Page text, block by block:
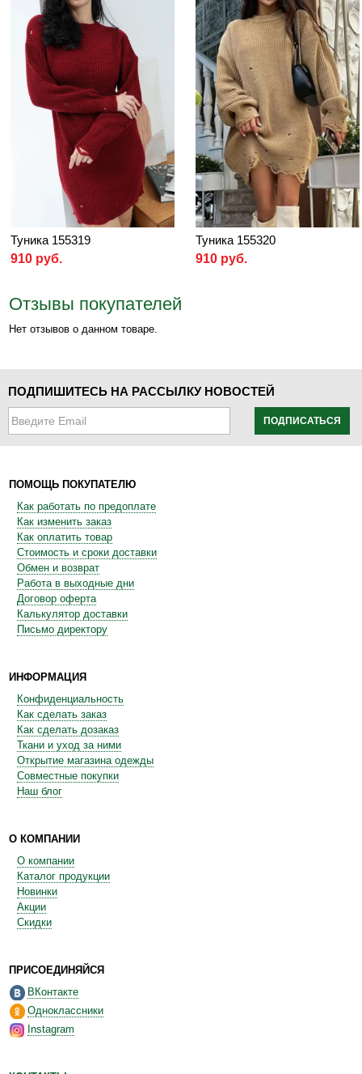
Туника 155319
910 руб.
Туника 155320
910 руб.
Отзывы покупателей
Нет отзывов о данном товаре.
ПОДПИШИТЕСЬ НА РАССЫЛКУ НОВОСТЕЙ
ПОДПИСАТЬСЯ
ПОМОЩЬ ПОКУПАТЕЛЮ
Как работать по предоплате
Как изменить заказ
Как оплатить товар
Стоимость и сроки доставки
Обмен и возврат
Работа в выходные дни
Договор оферта
Калькулятор доставки
Письмо директору
ИНФОРМАЦИЯ
Конфиденциальность
Как сделать заказ
Как сделать дозаказ
Ткани и уход за ними
Открытие магазина одежды
Совместные покупки
Наш блог
О КОМПАНИИ
О компании
Каталог продукции
Новинки
Акции
Скидки
ПРИСОЕДИНЯЙСЯ
ВКонтакте
Одноклассники
Instagram